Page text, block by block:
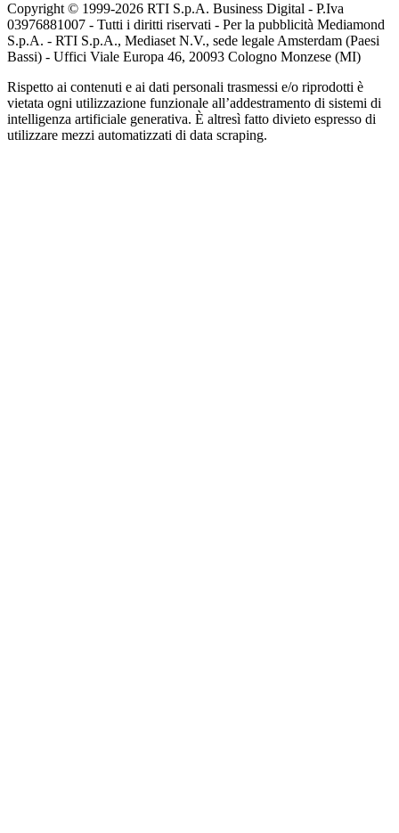
Copyright © 1999-2026 RTI S.p.A. Business Digital - P.Iva
03976881007 - Tutti i diritti riservati - Per la pubblicità Mediamond
S.p.A. - RTI S.p.A., Mediaset N.V., sede legale Amsterdam (Paesi
Bassi) - Uffici Viale Europa 46, 20093 Cologno Monzese (MI)
Rispetto ai contenuti e ai dati personali trasmessi e/o riprodotti è
vietata ogni utilizzazione funzionale all’addestramento di sistemi di
intelligenza artificiale generativa. È altresì fatto divieto espresso di
utilizzare mezzi automatizzati di data scraping.